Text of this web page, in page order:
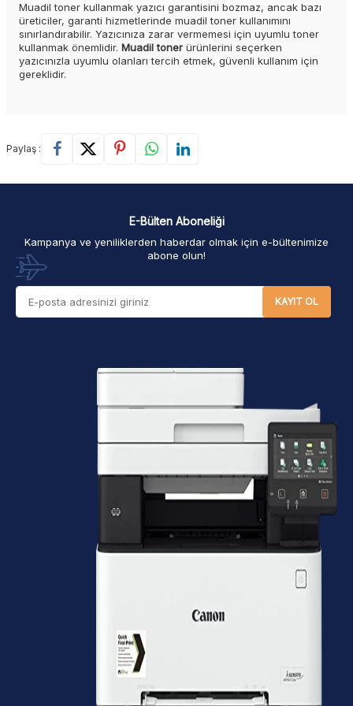
Muadil toner kullanmak yazıcı garantisini bozmaz, ancak bazı
üreticiler, garanti hizmetlerinde muadil toner kullanımını
sınırlandırabilir. Yazıcınıza zarar vermemesi için uyumlu toner
kullanmak önemlidir. Muadil toner ürünlerini seçerken
yazıcınızla uyumlu olanları tercih etmek, güvenli kullanım için
gereklidir.
Paylaş :
E-Bülten Aboneliği
Kampanya ve yeniliklerden haberdar olmak için e-bültenimize
abone olun!
KAYIT OL